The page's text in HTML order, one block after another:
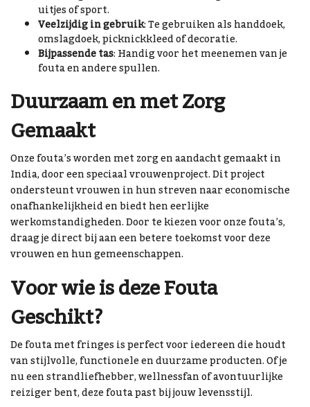
uitjes of sport.
Veelzijdig in gebruik: Te gebruiken als handdoek,
omslagdoek, picknickkleed of decoratie.
Bijpassende tas: Handig voor het meenemen van je
fouta en andere spullen.
Duurzaam en met Zorg
Gemaakt
Onze fouta’s worden met zorg en aandacht gemaakt in
India, door een speciaal vrouwenproject. Dit project
ondersteunt vrouwen in hun streven naar economische
onafhankelijkheid en biedt hen eerlijke
werkomstandigheden. Door te kiezen voor onze fouta’s,
draag je direct bij aan een betere toekomst voor deze
vrouwen en hun gemeenschappen.
Voor wie is deze Fouta
Geschikt?
De fouta met fringes is perfect voor iedereen die houdt
van stijlvolle, functionele en duurzame producten. Of je
nu een strandliefhebber, wellnessfan of avontuurlijke
reiziger bent, deze fouta past bij jouw levensstijl.